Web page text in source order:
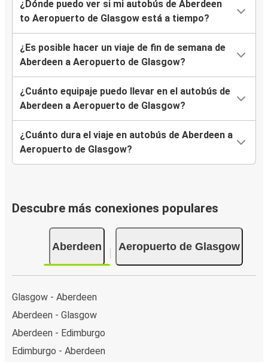
¿Dónde puedo ver si mi autobús de Aberdeen
to Aeropuerto de Glasgow está a tiempo?
¿Es posible hacer un viaje de fin de semana de
Aberdeen a Aeropuerto de Glasgow?
¿Cuánto equipaje puedo llevar en el autobús de
Aberdeen a Aeropuerto de Glasgow?
¿Cuánto dura el viaje en autobús de Aberdeen a
Aeropuerto de Glasgow?
Descubre más conexiones populares
Aberdeen Aeropuerto de Glasgow
Glasgow - Aberdeen
Aberdeen - Glasgow
Aberdeen - Edimburgo
Edimburgo - Aberdeen